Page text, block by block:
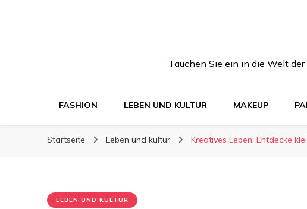
Tauchen Sie ein in die Welt
FASHION LEBEN UND KULTUR MAKEUP
Startseite Leben und kultur Kreatives Leben: Entdecke
LEBEN UND KULTUR